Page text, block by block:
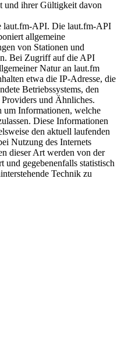
und ihrer Gültigkeit davon
laut.fm-API. Die laut.fm-API
allgemeine
von Stationen und
Bei Zugriff auf die API
Natur an laut.fm
etwa die IP-Adresse, die
Betriebssystems, den
und Ähnliches.
um Informationen, welche
Diese Informationen
den aktuell laufenden
Nutzung des Internets
dieser Art werden von der
gegebenenfalls statistisch
Technik zu